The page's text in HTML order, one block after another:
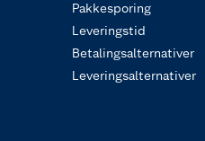
Pakkesporing
Leveringstid
Betalingsalternativer
Leveringsalternativer